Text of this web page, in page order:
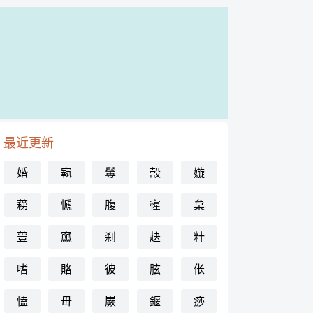
最近更新
婚 㝪 䰊 嗀
嫙
蕛
㥴 腹 㝭
枲
䔇
寙 刹 赽
籵
嗜
賂 彼 胘
伥
㥺
毌 嶡 䤷 痧